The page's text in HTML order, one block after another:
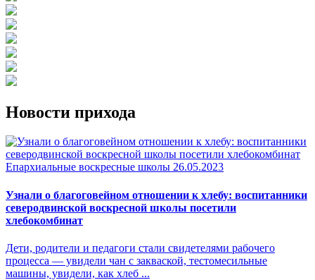
Новости прихода
Епархиальные воскресные школы 26.05.2023
Узнали о благоговейном отношении к хлебу: воспитанники
северодвинской воскресной школы посетили
хлебокомбинат
Дети, родители и педагоги стали свидетелями рабочего
процесса — увидели чан с закваской, тестомесильные
машины, увидели, как хлеб ...